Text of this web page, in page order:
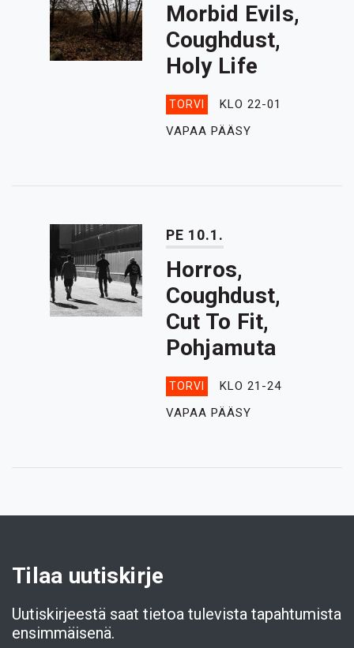
Morbid Evils,
Coughdust,
Holy Life
TORVI
KLO 22-01
VAPAA PÄÄSY
PE 10.1.
Horros,
Coughdust,
Cut To Fit,
Pohjamuta
TORVI
KLO 21-24
VAPAA PÄÄSY
Tilaa uutiskirje
Uutiskirjeestä saat tietoa tulevista tapahtumista
ensimmäisenä.